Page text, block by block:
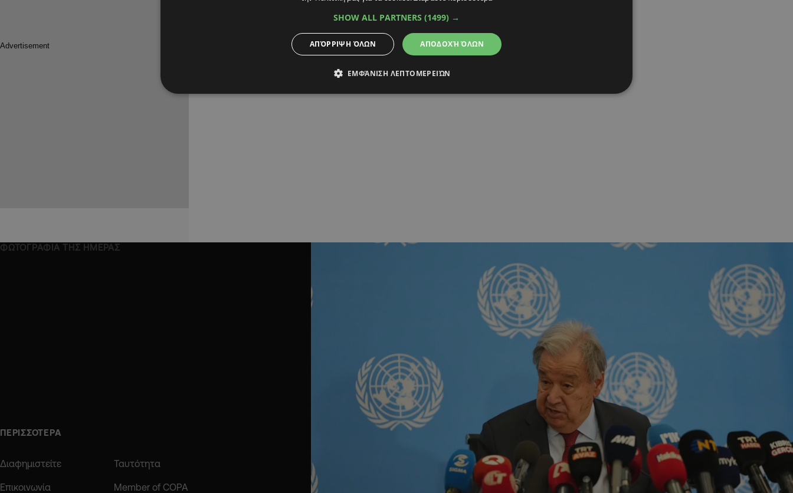
ΦΩΤΟΓΡΑΦΙΑ ΤΗΣ ΗΜΕΡΑΣ
ΠΕΡΙΣΣΟΤΕΡΑ
Διαφημιστείτε Ταυτότητα
Επικοινωνία Member of COPA
SHOW ALL PARTNERS (1499) →
ΑΠΟΔΟΧΉ ΌΛΩΝ
ΑΠΌΡΡΙΨΗ ΌΛΩΝ
ΕΜΦΆΝΙΣΗ ΛΕΠΤΟΜΕΡΕΙΏΝ